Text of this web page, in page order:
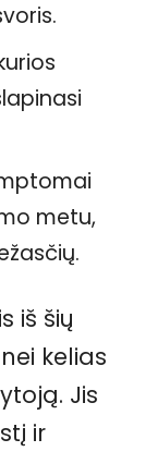
metu,
iš šių
kelias
Jis
ir